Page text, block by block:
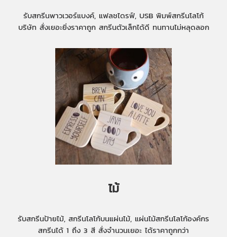
รับสกรีนพาวเวอร์แบงค์, แฟลชไดรฟ์, USB พิมพ์สกรีนโลโก้
บริษัท สั่งเยอะยิ่งราคาถูก สกรีนตัวเล็กได้ดี ทนทานไม่หลุดลอก
ไม้
รับสกรีนป้ายไม้, สกรีนโลโก้บนแผ่นไม้, แผ่นไม้สกรีนโลโก้องค์กร
สกรีนได้ 1 ถึง 3 สี สั่งจำนวนเยอะ ได้ราคาถูกกว่า